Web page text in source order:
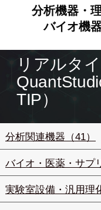
分析機器・
バイオ機
リアルタ
TIP）
分析関連機器（41）
バイオ・医薬・サプ
実験室設備・汎用理